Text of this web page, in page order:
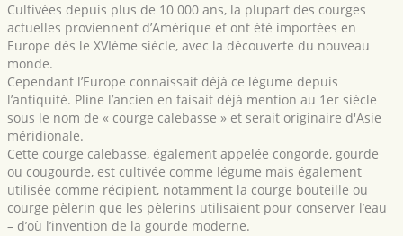
Cultivées depuis plus de 10 000 ans, la plupart des courges
actuelles proviennent d’Amérique et ont été importées en
Europe dès le XVIème siècle, avec la découverte du nouveau
monde.
Cependant l’Europe connaissait déjà ce légume depuis
l’antiquité. Pline l’ancien en faisait déjà mention au 1er siècle
sous le nom de « courge calebasse » et serait originaire d'Asie
méridionale.
Cette courge calebasse, également appelée congorde, gourde
ou cougourde, est cultivée comme légume mais également
utilisée comme récipient, notamment la courge bouteille ou
courge pèlerin que les pèlerins utilisaient pour conserver l’eau
– d’où l’invention de la gourde moderne.